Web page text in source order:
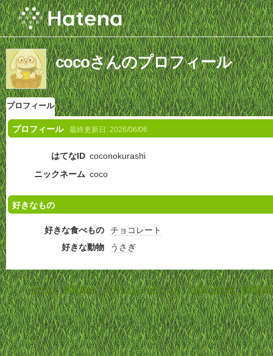
cocoさんのプロフィール
プロフィール
プロフィール 最終更新日: 2026/06/06
はてなID coconokurashi
ニックネーム coco
好きなもの
好きな食べもの
チョコレート
好きな動物
うさぎ
ホーム-利用規約-プライバシーポリシー-お問い合わせ-特定商